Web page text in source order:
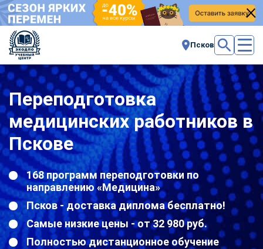
Псков
Переподготовка
медицинских работников в
Пскове
168 программ переподготовки по
направлению «Медицина»
Псков - доставка диплома бесплатно!
Самые низкие цены - от 32 980 руб.
Полностью дистанционное обучение